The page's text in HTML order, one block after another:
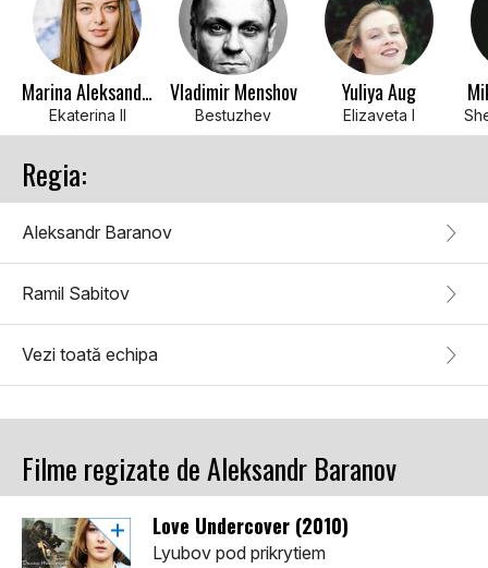
Marina Aleksandrova
Ekaterina II
Vladimir Menshov
Bestuzhev
Yuliya Aug
Elizaveta I
Regia:
Aleksandr Baranov
Ramil Sabitov
Vezi toată echipa
Filme regizate de Aleksandr Baranov
Love Undercover (2010)
Lyubov pod prikrytiem